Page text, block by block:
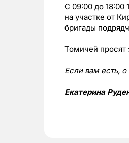
С 09:00 до 18:00
на участке от
бригады
Томичей просят
Если вам есть,
Екатерина